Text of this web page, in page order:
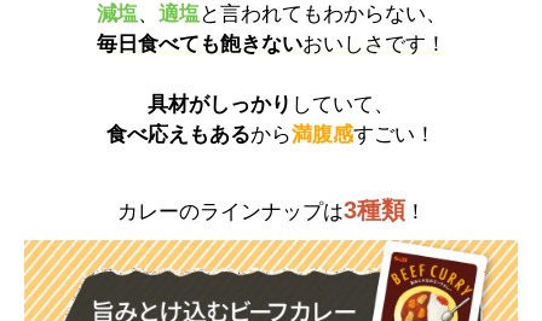
減塩、 適塩 と言われてもわからない、
毎日食べても飽きないおいしさです！
具材がしっかり していて、
食べ応えもあるから満腹感すごい！
カレーのラインナップは3種類 ！